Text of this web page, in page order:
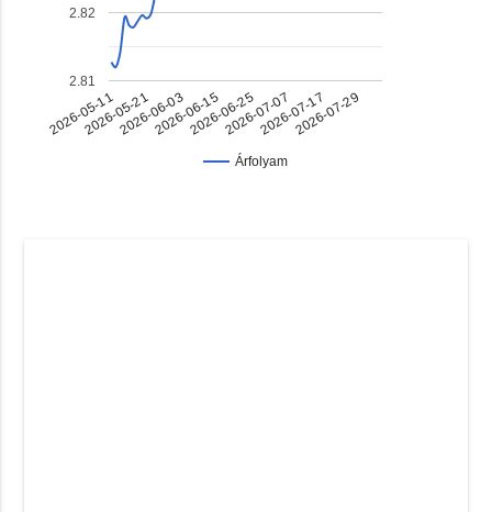
Árfolyam
2026-05-112026-05-212026-06-032026-06-152026-06-252026-07-072026-07-172026-07-29
2.81
2.82